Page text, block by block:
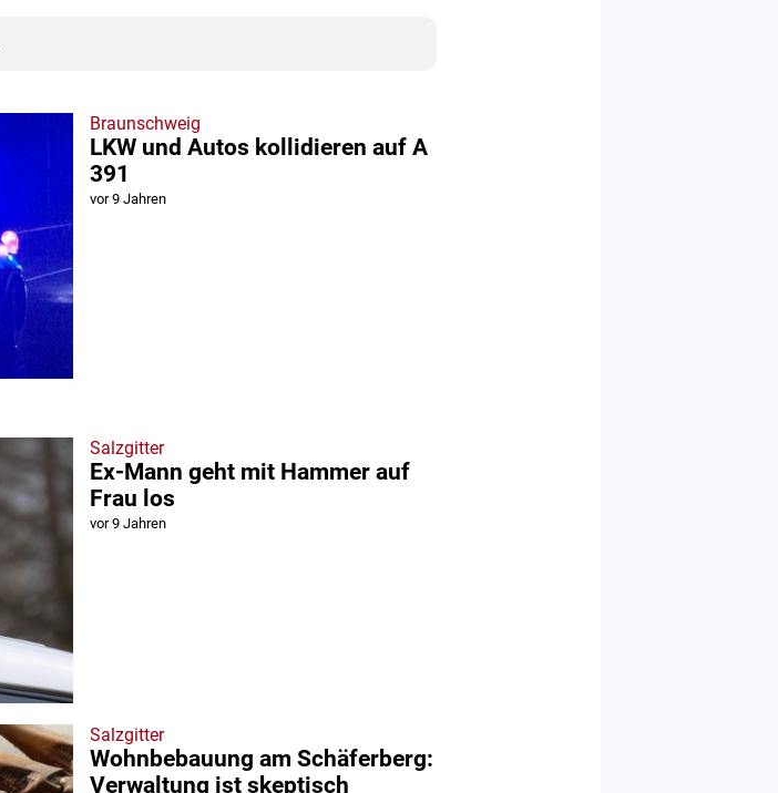
Braunschweig
LKW und Autos kollidieren auf A
391
vor 9 Jahren
Salzgitter
Ex-Mann geht mit Hammer auf
Frau los
vor 9 Jahren
Salzgitter
Wohnbebauung am Schäferberg:
Verwaltung ist skeptisch